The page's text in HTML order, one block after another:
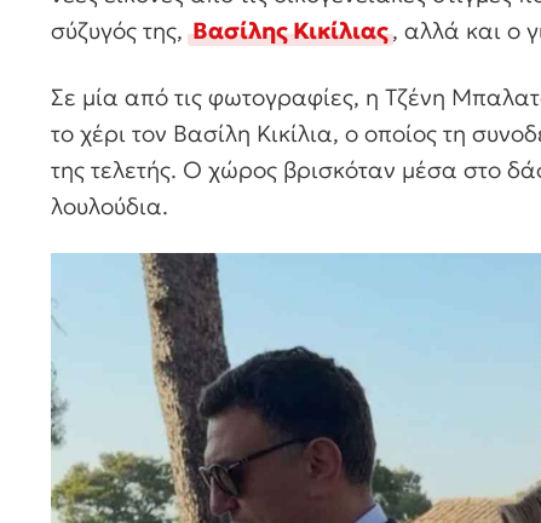
σύζυγός της,Βασίλης Κικίλιας, αλλά και ο
Σε μία από τις φωτογραφίες, η Τζένη
το χέρι τον Βασίλη Κικίλια, ο οποίος τη
της τελετής. Ο χώρος βρισκόταν μέσα στο
λουλούδια.